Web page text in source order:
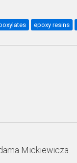
epoxy resins
Mickiewicza